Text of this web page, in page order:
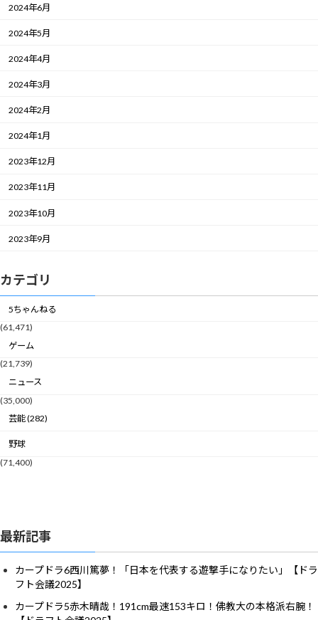
2024年6月
2024年5月
2024年4月
2024年3月
2024年2月
2024年1月
2023年12月
2023年11月
2023年10月
2023年9月
カテゴリ
5ちゃんねる
(61,471)
ゲーム
(21,739)
ニュース
(35,000)
芸能 (282)
野球
(71,400)
最新記事
カープドラ6西川篤夢！「日本を代表する遊撃手になりたい」【ドラ
フト会議2025】
カープドラ5赤木晴哉！191cm最速153キロ！佛教大の本格派右腕！